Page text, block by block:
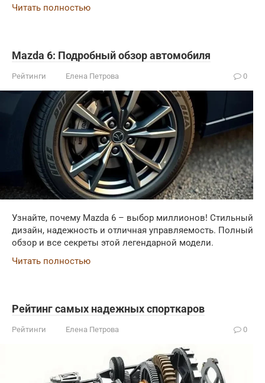
Читать полностью
Mazda 6: Подробный обзор автомобиля
Рейтинги Елена Петрова 0
Узнайте, почему Mazda 6 – выбор миллионов! Стильный
дизайн, надежность и отличная управляемость. Полный
обзор и все секреты этой легендарной модели.
Читать полностью
Рейтинг самых надежных спорткаров
Рейтинги Елена Петрова 0